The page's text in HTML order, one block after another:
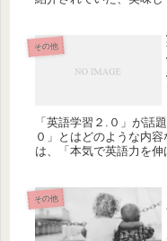
その他
「英語学習２.０」が話
０」とはどのような内
は、「本気で英語力を
その他